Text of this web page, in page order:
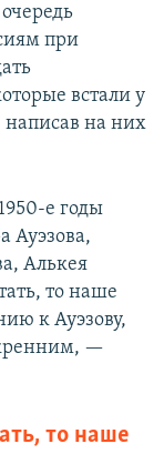
при
встали у
написав на них
е годы
Ауэзова,
Алькея
то наше
к Ауэзову,
—
то наше